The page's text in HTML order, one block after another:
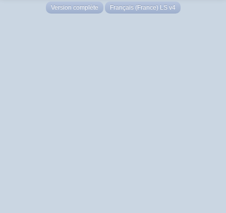
Version complète Français (France) LS v4